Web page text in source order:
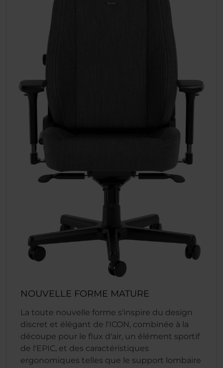
NOUVELLE FORME MATURE
La toute nouvelle forme s'inspire du design
discret et élégant de l'ICON, combinée à la
découpe pour le flux d'air, un élément sportif
de l'EPIC, et des caractéristiques
ergonomiques telles que le support lombaire